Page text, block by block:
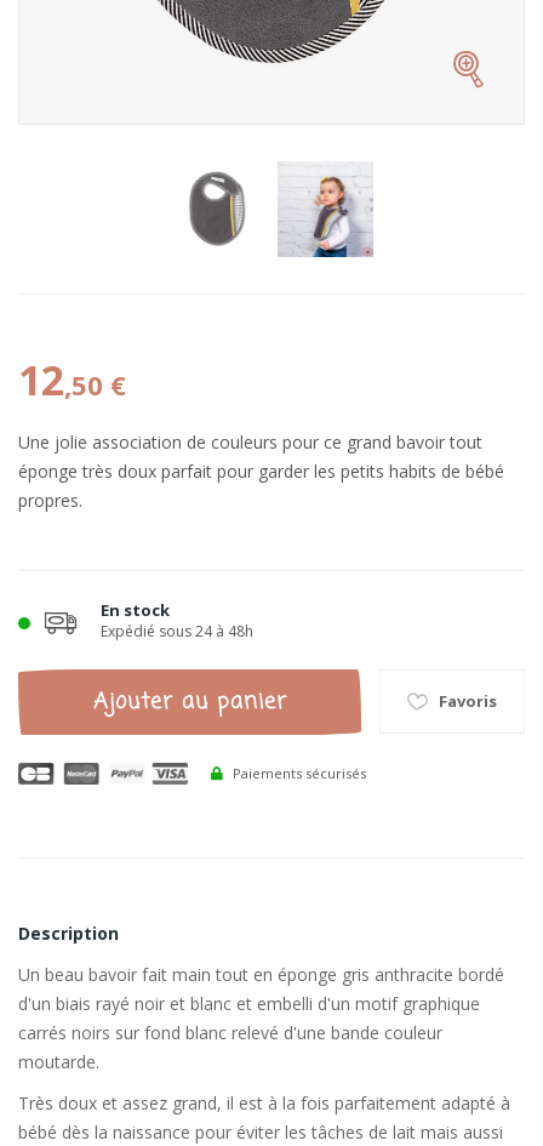
12,50 €
Une jolie association de couleurs pour ce grand bavoir tout
éponge très doux parfait pour garder les petits habits de bébé
propres.
En stock
Expédié sous 24 à 48h
Ajouter au panier Favoris
Paiements sécurisés
Description
Un beau bavoir fait main tout en éponge gris anthracite bordé
d'un biais rayé noir et blanc et embelli d'un motif graphique
carrés noirs sur fond blanc relevé d'une bande couleur
moutarde.
Très doux et assez grand, il est à la fois parfaitement adapté à
bébé dès la naissance pour éviter les tâches de lait mais aussi